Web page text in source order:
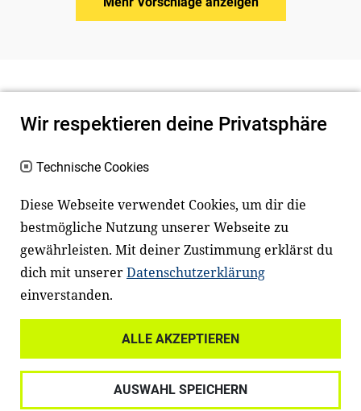
Newsletter
Facebook LinkedIn
Datenschutz
Wir respektieren deine Privatsphäre
Technische Cookies
Diese Webseite verwendet Cookies, um dir die
bestmögliche Nutzung unserer Webseite zu
gewährleisten. Mit deiner Zustimmung erklärst du
dich mit unsererDatenschutzerklärung
einverstanden.
ALLE AKZEPTIEREN
AUSWAHL SPEICHERN